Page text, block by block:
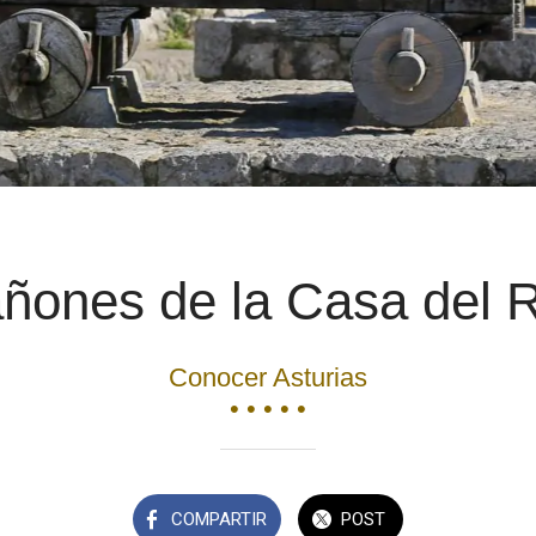
de la Casa del
Conocer Asturias
• • • • •
COMPARTIR POST